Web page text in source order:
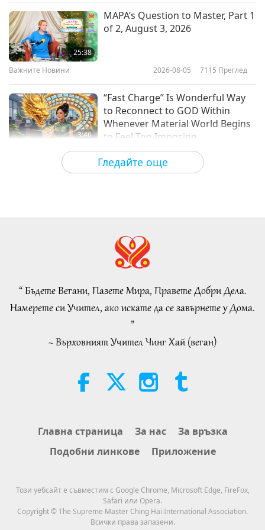
Finding Bliss: Excerpts from the
Гледайте още
25:38
MAPA’s Question to Master, Part 1
of 2, August 3, 2026
Важните Новини 2026-08-05 7115 Преглед
3:46
“Fast Charge” Is Wonderful Way
to Reconnect to GOD Within
Whenever Material World Begins
to Feel Too Imposing
Важните Новини 2026-08-05 1210
38:07
22:27
Islamic Ethics on Water:
of 2
Слова на Мъдростта 2026-08-05 Преглед
21:56
Beyond Calcium: The Everyday
The Moon: Our Bright Celestial
Companion, Part 2 of 2
Емоционалната песен на
птицата-човек
“ Бъдете Вегани, Пазете Мира, Правете Добри Дела.
Намерете си Учител, ако искате да се завърнете у Дома.
”
~ Върховният Учител Чинг Хай (веган)
Главна страница За нас
За връзка
Подобни линкове
Приложение
Този уебсайт е съвместим с Google Chrome, Microsoft Edge, FireFox,
Safari или Opera.
Copyright © The Supreme Master Ching Hai International Association.
Всички права запазени.